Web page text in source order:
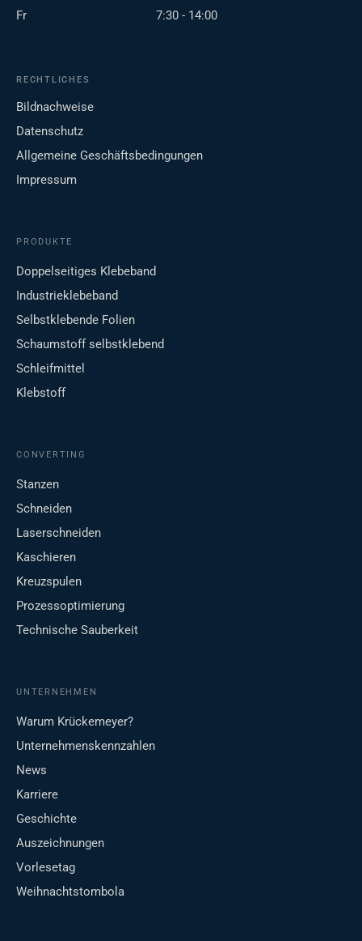
Fr
7:30 - 14:00
RECHTLICHES
Bildnachweise
Datenschutz
Allgemeine Geschäftsbedingungen
Impressum
PRODUKTE
Doppelseitiges Klebeband
Industrieklebeband
Selbstklebende Folien
Schaumstoff selbstklebend
Schleifmittel
Klebstoff
CONVERTING
Stanzen
Schneiden
Laserschneiden
Kaschieren
Kreuzspulen
Prozessoptimierung
Technische Sauberkeit
UNTERNEHMEN
Warum Krückemeyer?
Unternehmenskennzahlen
News
Karriere
Geschichte
Auszeichnungen
Vorlesetag
Weihnachtstombola